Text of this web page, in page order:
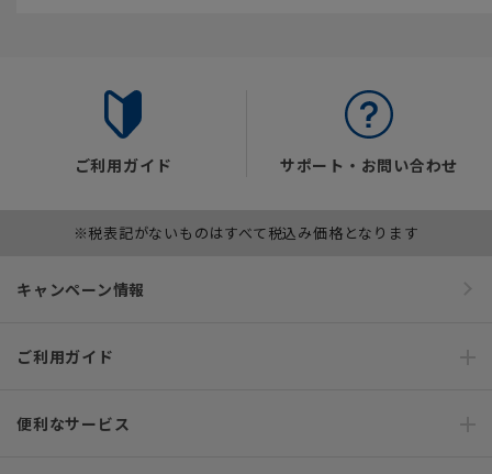
ご利用ガイド サポート・お問い合わせ
※税表記がないものはすべて税込み価格となります
キャンペーン情報
ご利用ガイド
便利なサービス